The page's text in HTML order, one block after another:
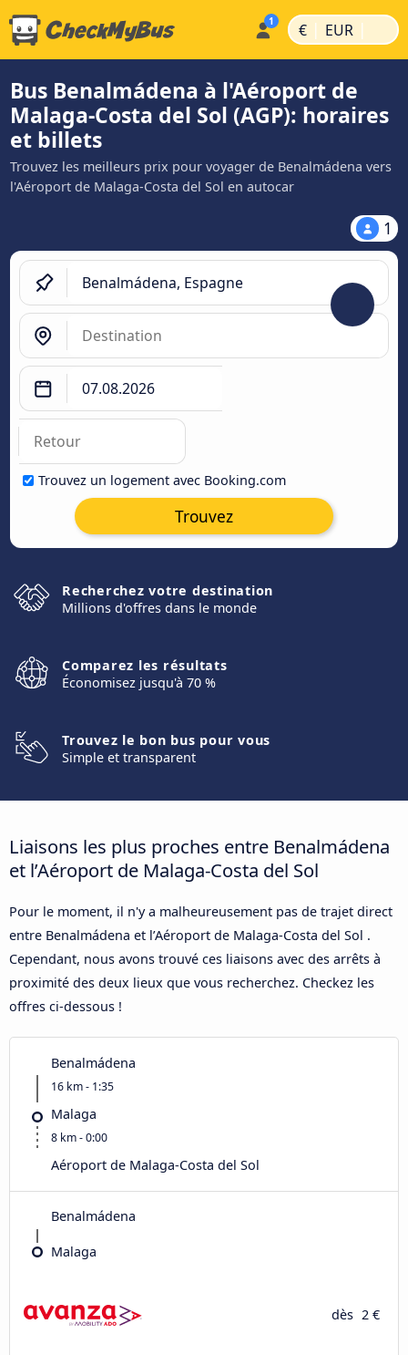
€ | EUR |
Bus Benalmádena à l'Aéroport de
Malaga-Costa del Sol (AGP): horaires
et billets
Trouvez les meilleurs prix pour voyager de Benalmádena vers
l'Aéroport de Malaga-Costa del Sol en autocar
1
Trouvez un logement avec Booking.com
Trouvez
Recherchez votre destination
Millions d'offres dans le monde
Comparez les résultats
Économisez jusqu'à 70 %
Trouvez le bon bus pour vous
Simple et transparent
Liaisons les plus proches entre Benalmádena
et l’Aéroport de Malaga-Costa del Sol
Pour le moment, il n'y a malheureusement pas de trajet direct
entre Benalmádena et l’Aéroport de Malaga-Costa del Sol .
Cependant, nous avons trouvé ces liaisons avec des arrêts à
proximité des deux lieux que vous recherchez. Checkez les
offres ci-dessous !
Benalmádena
16 km - 1:35
Malaga
8 km - 0:00
Aéroport de Malaga-Costa del Sol
Benalmádena
Malaga
dès 2 €